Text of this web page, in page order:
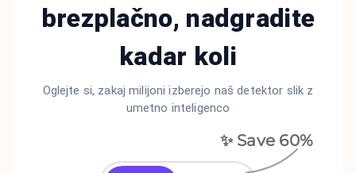
brezplačno, nadgradite
kadar koli
Oglejte si, zakaj milijoni izberejo naš detektor slik z
umetno inteligenco
✨ Save 60%